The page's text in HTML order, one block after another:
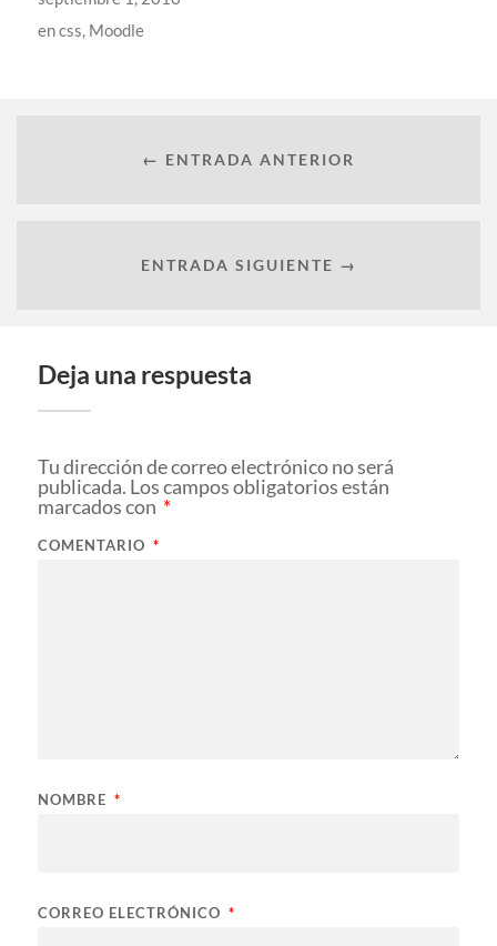
encss, Moodle
← ENTRADA ANTERIOR
ENTRADA SIGUIENTE →
Deja una respuesta
Tu dirección de correo electrónico no será
publicada. Los campos obligatorios están
marcados con *
COMENTARIO *
NOMBRE *
CORREO ELECTRÓNICO *